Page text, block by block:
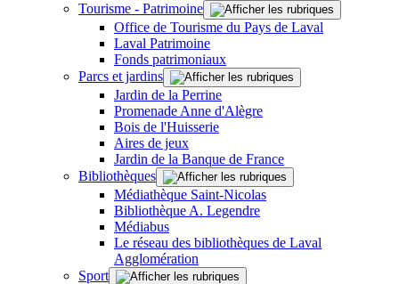
Tourisme - Patrimoine
Office de Tourisme du Pays de Laval
Laval Patrimoine
Fonds patrimoniaux
Parcs et jardins
Jardin de la Perrine
Promenade Anne d'Alègre
Bois de l'Huisserie
Aires de jeux
Jardin de la Banque de France
Bibliothèques
Médiathèque Saint-Nicolas
Bibliothèque A. Legendre
Médiabus
Le réseau des bibliothèques de Laval
Agglomération
Sport